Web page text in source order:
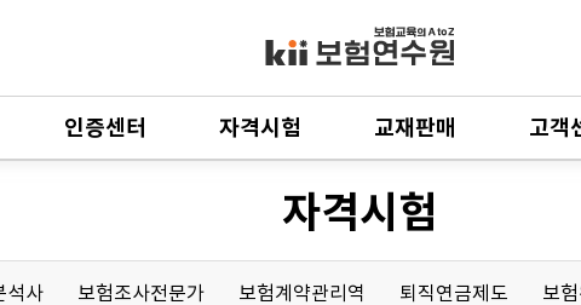
인증센터 자격시험 교재판매 고객
자격시험
석사 보험조사전문가 보험계약관리역 퇴직연금제도 보